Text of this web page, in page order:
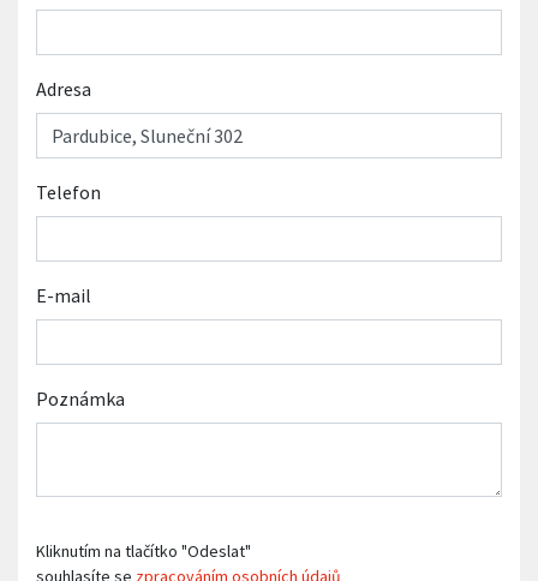
Adresa
Telefon
E-mail
Poznámka
Kliknutím na tlačítko "Odeslat"
souhlasíte se zpracováním osobních údajů